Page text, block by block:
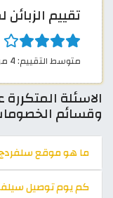
تقييم
متوسط التقييم: 4 من 5 نجوم بواسطة 20038 مستخدم
الاسئلة
وقسائم
ما هو موقع
كم يوم توصيل